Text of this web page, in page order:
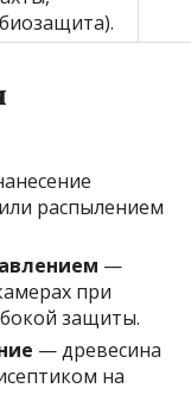
распылением
—
при
защиты.
— древесина
на